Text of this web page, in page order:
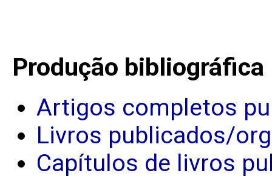
Produção bibliográfica
Artigos completos
Livros publicados/
Capítulos de livros